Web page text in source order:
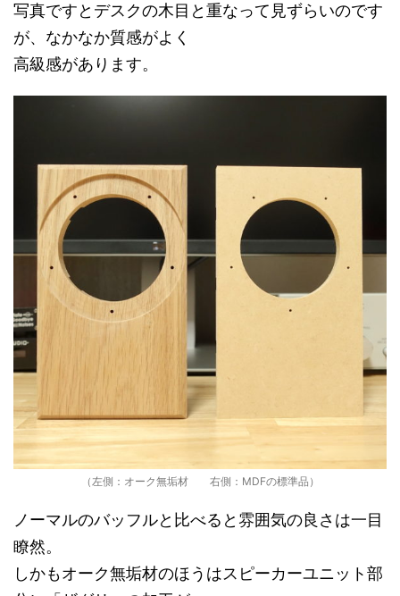
写真ですとデスクの木目と重なって見ずらいのです
が、なかなか質感がよく
高級感があります。
（左側：オーク無垢材 右側：MDFの標準品）
ノーマルのバッフルと比べると雰囲気の良さは一目
瞭然。
しかもオーク無垢材のほうはスピーカーユニット部